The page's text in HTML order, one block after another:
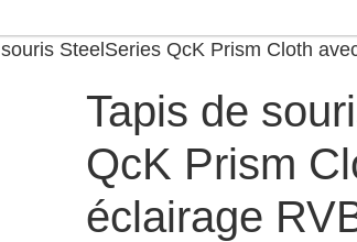
SteelSeries QcK Prism Cloth
Tapis de
QcK Prism
éclairage